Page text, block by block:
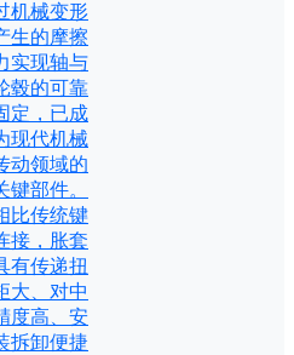
机械变形
生的摩擦
实现轴与
毂的可靠
定，已成
现代机械
动领域的
键部件。
比传统键
接，胀套
有传递扭
大、对中
度高、安
拆卸便捷